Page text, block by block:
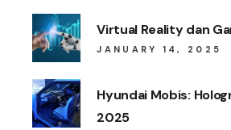
Virtual Reality dan
JANUARY 14, 2025
Hyundai Mobis:
2025